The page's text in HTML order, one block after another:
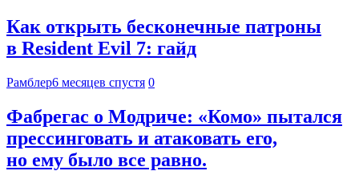
Как открыть бесконечные патроны
в Resident Evil 7: гайд
Рамблер6 месяцев спустя 0
Фабрегас о Модриче: «Комо» пытался
прессинговать и атаковать его,
но ему было все равно.